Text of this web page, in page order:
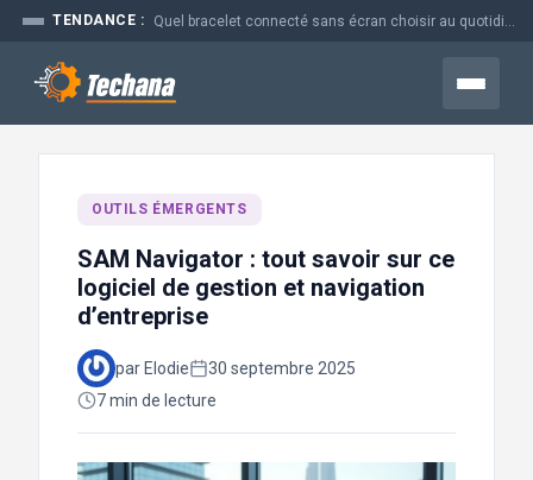
Aller
contenu
TENDANCE :
Menu
OUTILS ÉMERGENTS
SAM Navigator : tout savoir sur ce
logiciel de gestion et navigation
d’entreprise
par Elodie
30 septembre 2025
7 min de lecture